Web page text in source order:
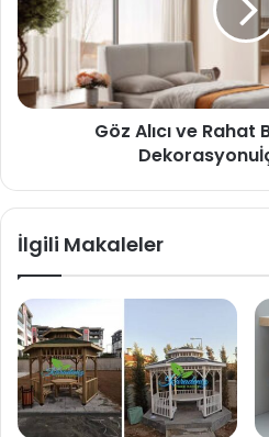
Göz Alıcı ve Rahat
İlgili Makaleler